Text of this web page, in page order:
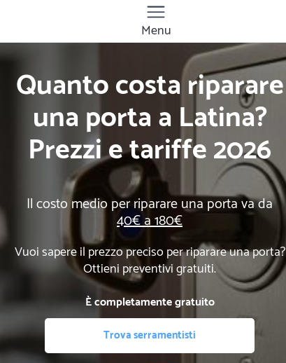
Quanto costa riparare
una porta a Latina?
Prezzi e tariffe 2026
Il costo medio per riparare una porta va da
40€ a 180€
Vuoi sapere il prezzo preciso per riparare una porta?
Ottieni preventivi gratuiti.
È completamente gratuito
Trova serramentisti
Menu